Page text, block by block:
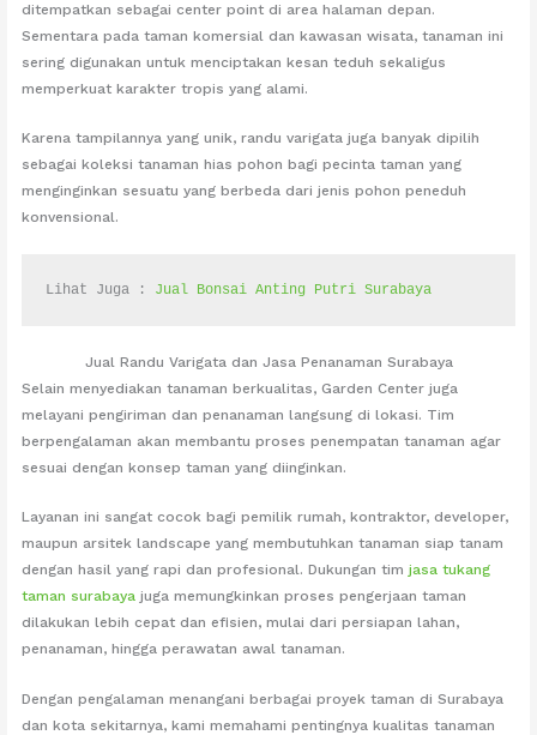
ditempatkan sebagai center point di area halaman depan.
Sementara pada taman komersial dan kawasan wisata, tanaman ini
sering digunakan untuk menciptakan kesan teduh sekaligus
memperkuat karakter tropis yang alami.
Karena tampilannya yang unik, randu varigata juga banyak dipilih
sebagai koleksi tanaman hias pohon bagi pecinta taman yang
menginginkan sesuatu yang berbeda dari jenis pohon peneduh
konvensional.
Lihat Juga : Jual Bonsai Anting Putri Surabaya
Jual Randu Varigata dan Jasa Penanaman Surabaya
Selain menyediakan tanaman berkualitas, Garden Center juga
melayani pengiriman dan penanaman langsung di lokasi. Tim
berpengalaman akan membantu proses penempatan tanaman agar
sesuai dengan konsep taman yang diinginkan.
Layanan ini sangat cocok bagi pemilik rumah, kontraktor, developer,
maupun arsitek landscape yang membutuhkan tanaman siap tanam
dengan hasil yang rapi dan profesional. Dukungan timjasa tukang
taman surabaya juga memungkinkan proses pengerjaan taman
dilakukan lebih cepat dan efisien, mulai dari persiapan lahan,
penanaman, hingga perawatan awal tanaman.
Dengan pengalaman menangani berbagai proyek taman di Surabaya
dan kota sekitarnya, kami memahami pentingnya kualitas tanaman